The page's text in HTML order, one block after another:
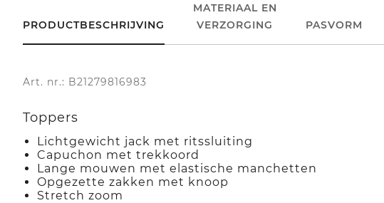
PRODUCTBESCHRIJVING
MATERIAAL EN
VERZORGING
PASVORM
Art. nr.: B21279816983
Toppers
Lichtgewicht jack met ritssluiting
Capuchon met trekkoord
Lange mouwen met elastische manchetten
Opgezette zakken met knoop
Stretch zoom